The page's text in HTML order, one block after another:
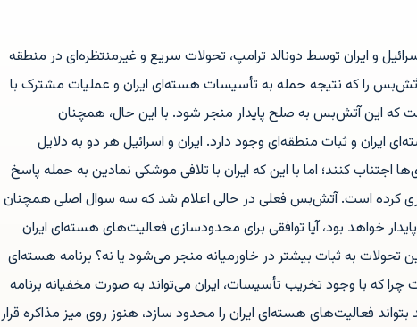
و ایران توسط دونالد ترامپ، تحولات سریع و غیرمنتظره‌ای در منطقه
را که نتیجه حمله به تأسیسات هسته‌ای ایران و عملیات مشترک با
است که این آتش‌بس به صلح پایدار منجر شود. با این حال، همچنان
ایران و ثبات منطقه‌ای وجود دارد. ایران و اسرائیل هر دو به دلایل
اجتناب کنند؛ اما با این که ایران با تلافی موشکی نمادین به حمله پاسخ
کرده است. آتش‌بس فعلی در حالی اعلام شد که سه سوال اصلی همچنان
خواهد بود، آیا توافقی برای محدودسازی فعالیت‌های هسته‌ای ایران
تحولات به ثبات بیشتر در خاورمیانه منجر می‌شود یا نه؟ برنامه هسته‌ای
که با وجود تخریب تأسیسات، ایران می‌تواند به صورت مخفیانه برنامه
بتواند فعالیت‌های هسته‌ای ایران را محدود سازد، هنوز روی میز مذاکره قرار